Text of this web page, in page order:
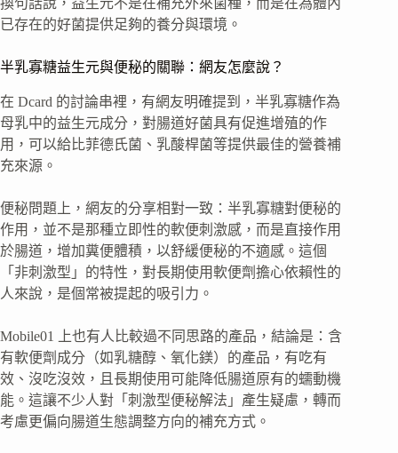
已存在的好菌提供足夠的養分與環境。
半乳寡糖益生元與便秘的關聯：網友怎麼說？
在 Dcard 的討論串裡，有網友明確提到，半乳寡糖作為
母乳中的益生元成分，對腸道好菌具有促進增殖的作
用，可以給比菲德氏菌、乳酸桿菌等提供最佳的營養補
充來源。
便秘問題上，網友的分享相對一致：半乳寡糖對便秘的
作用，並不是那種立即性的軟便刺激感，而是直接作用
於腸道，增加糞便體積，以舒緩便秘的不適感。這個
「非刺激型」的特性，對長期使用軟便劑擔心依賴性的
人來說，是個常被提起的吸引力。
Mobile01 上也有人比較過不同思路的產品，結論是：含
有軟便劑成分（如乳糖醇、氧化鎂）的產品，有吃有
效、沒吃沒效，且長期使用可能降低腸道原有的蠕動機
能。這讓不少人對「刺激型便秘解法」產生疑慮，轉而
考慮更偏向腸道生態調整方向的補充方式。